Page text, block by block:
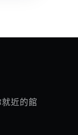
近的館